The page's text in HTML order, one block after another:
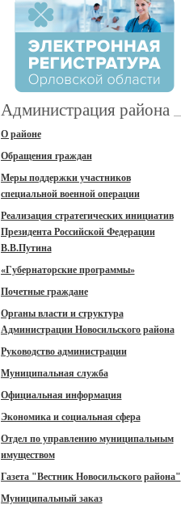
Администрация района
О районе
Обращения граждан
Меры поддержки участников
специальной военной операции
Реализация стратегических инициатив
Президента Российской Федерации
В.В.Путина
«Губернаторские программы»
Почетные граждане
Органы власти и структура
Администрации Новосильского района
Руководство администрации
Муниципальная служба
Официальная информация
Экономика и социальная сфера
Отдел по управлению муниципальным
имуществом
Газета "Вестник Новосильского района"
Муниципальный заказ